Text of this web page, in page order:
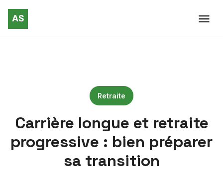
Retraite
Carrière longue et retraite
progressive : bien préparer
sa transition